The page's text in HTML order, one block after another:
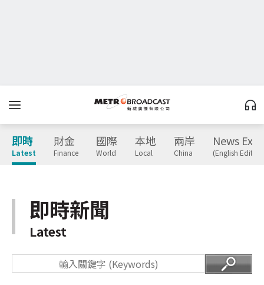
即時
Latest
財金
Finance
國際
World
本地
Local
兩岸
China
News
(English
即時新聞
Latest